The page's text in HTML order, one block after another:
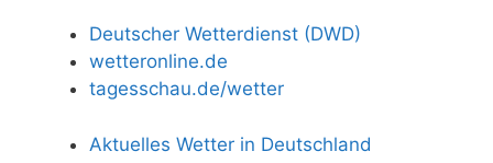
Deutscher Wetterdienst (DWD)
wetteronline.de
tagesschau.de/wetter
Aktuelles Wetter in Deutschland